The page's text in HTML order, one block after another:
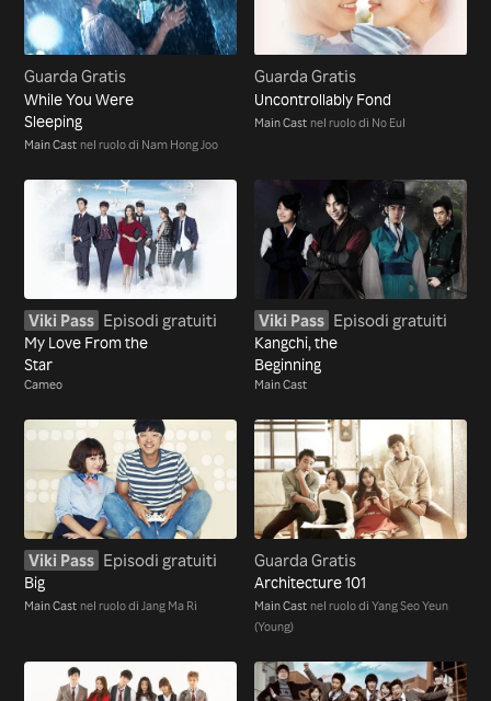
Guarda Gratis
While You Were
Sleeping
Main Cast nel ruolo di Nam Hong Joo
Guarda Gratis
Uncontrollably Fond
Main Cast nel ruolo di No Eul
Viki Pass Episodi gratuiti
My Love From the
Star
Cameo
Viki Pass Episodi gratuiti
Kangchi, the
Beginning
Main Cast
Viki Pass Episodi gratuiti
Big
Main Cast nel ruolo di Jang Ma Ri
Guarda Gratis
Architecture 101
Main Cast nel ruolo di Yang Seo Yeun
(Young)